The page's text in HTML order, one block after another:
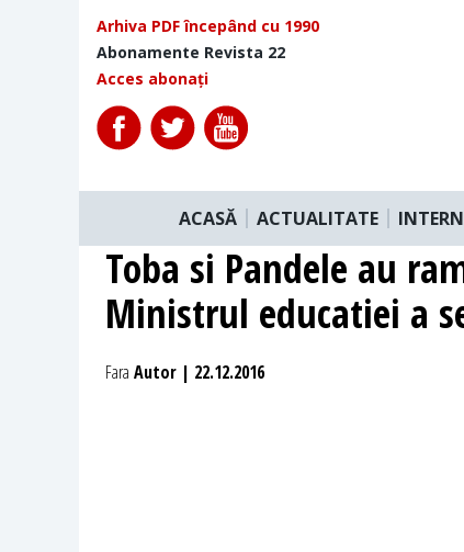
Arhiva PDF începând cu 1990
Abonamente Revista 22
Acces abonați
ACASĂ ACTUALITATE
Toba si Pandele au
Ministrul educatiei a
Fara Autor | 22.12.2016